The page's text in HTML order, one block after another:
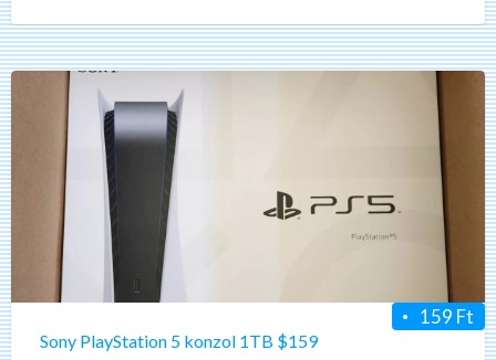
Sony
PlayStation
5
konzol
1TB
$159
159 Ft
Sony PlayStation 5 konzol 1TB $159